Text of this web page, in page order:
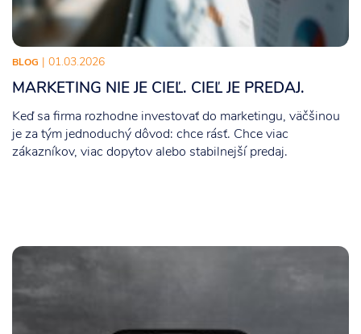
BLOG | 01.03.2026
MARKETING NIE JE CIEĽ. CIEĽ JE PREDAJ.
Keď sa firma rozhodne investovať do marketingu, väčšinou
je za tým jednoduchý dôvod: chce rásť. Chce viac
zákazníkov, viac dopytov alebo stabilnejší predaj.